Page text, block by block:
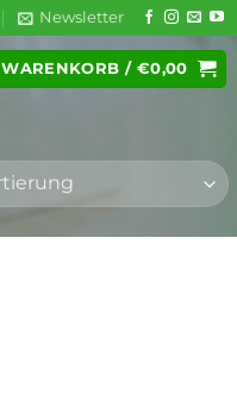
Newsletter
WARENKORB / €0,00